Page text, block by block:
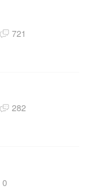
721
282
0